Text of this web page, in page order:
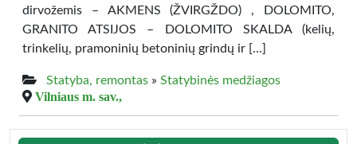
dirvožemis – AKMENS (ŽVIRGŽDO) , DOLOMITO,
GRANITO ATSIJOS – DOLOMITO SKALDA (kelių,
trinkelių, pramoninių betoninių grindų ir […]
Statyba, remontas » Statybinės medžiagos
Vilniaus m. sav.,